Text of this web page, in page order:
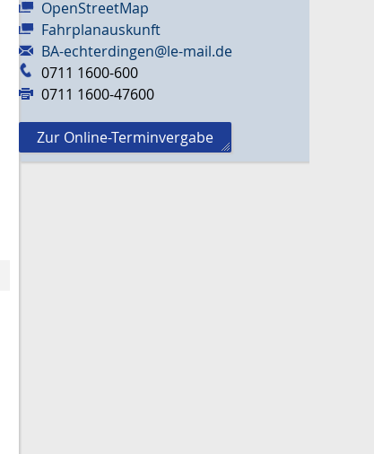
OpenStreetMap
Fahrplanauskunft
BA-echterdingen@le-mail.de
0711 1600-600
0711 1600-47600
Zur Online-Terminvergabe